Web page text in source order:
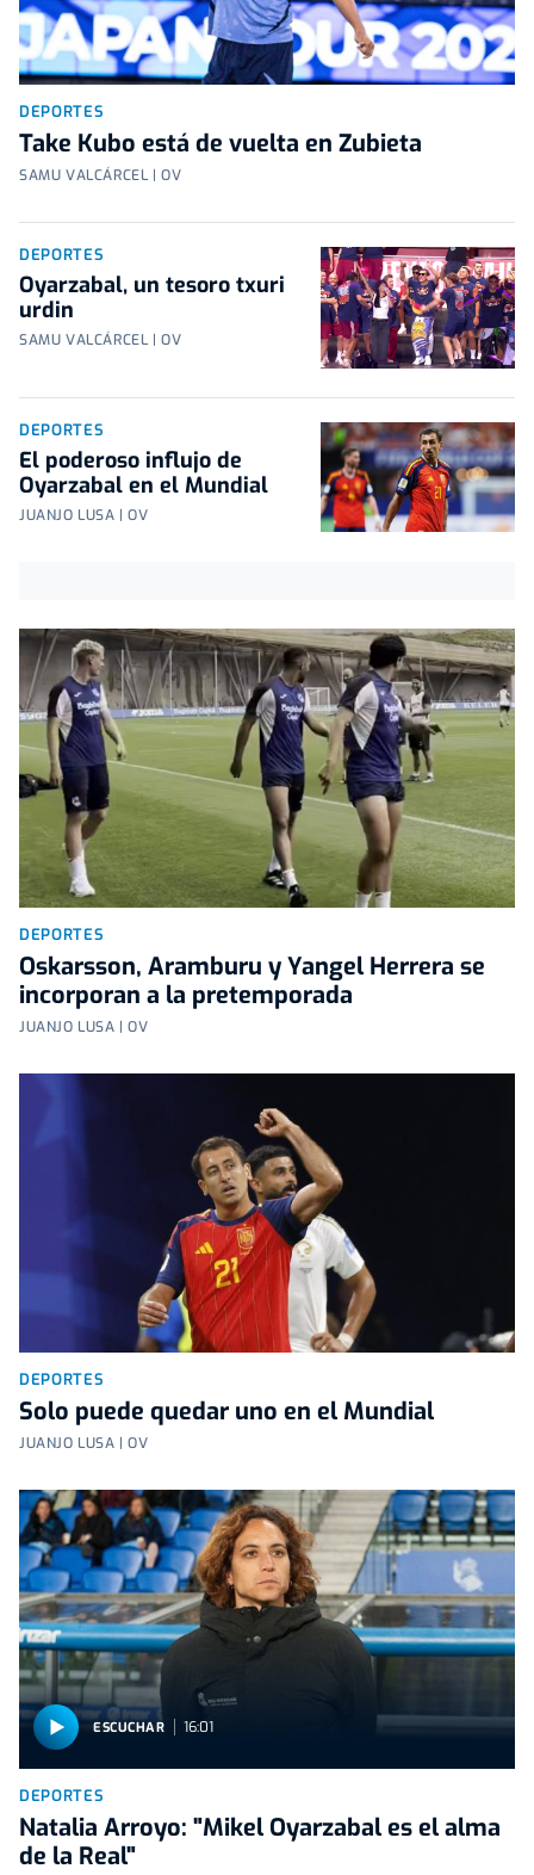
DEPORTES
Take Kubo está de vuelta en Zubieta
SAMU VALCÁRCEL | OV
DEPORTES
Oyarzabal, un tesoro txuri
urdin
SAMU VALCÁRCEL | OV
DEPORTES
El poderoso influjo de
Oyarzabal en el Mundial
JUANJO LUSA | OV
DEPORTES
Oskarsson, Aramburu y Yangel Herrera se
incorporan a la pretemporada
JUANJO LUSA | OV
DEPORTES
Solo puede quedar uno en el Mundial
JUANJO LUSA | OV
ESCUCHAR 16:01
DEPORTES
Natalia Arroyo: "Mikel Oyarzabal es el alma
de la Real"